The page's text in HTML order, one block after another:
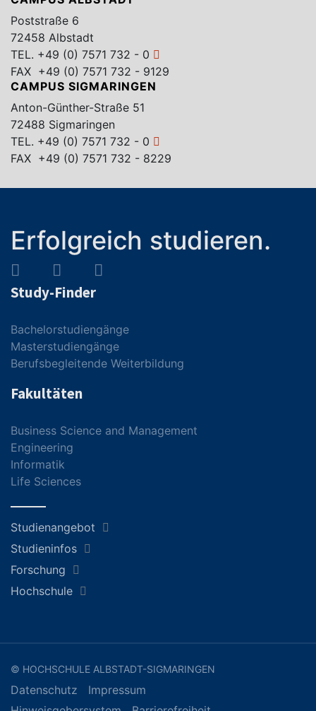
Poststraße 6
72458 Albstadt
TEL. +49 (0) 7571 732 - 0
FAX +49 (0) 7571 732 - 9129
CAMPUS SIGMARINGEN
Anton-Günther-Straße 51
72488 Sigmaringen
TEL. +49 (0) 7571 732 - 0
FAX +49 (0) 7571 732 - 8229
Erfolgreich studieren.
Study-Finder
Bachelorstudiengänge
Masterstudiengänge
Berufsbegleitende Weiterbildung
Fakultäten
Business Science and Management
Engineering
Informatik
Life Sciences
Studienangebot
Studieninfos
Forschung
Hochschule
© HOCHSCHULE ALBSTADT-SIGMARINGEN
Datenschutz
Impressum